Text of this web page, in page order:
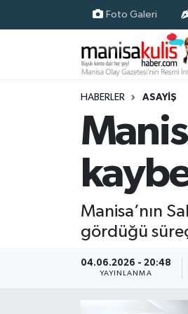
Foto Galeri
HABERLER ASAYIŞ
Manisa’nın
gördüğü
04.06.2026 - 20:48
YAYINLANMA
Ekonomi
Resmi İlan
Yunusemre Nöbetçi
Yunusemre Trafik
Süper Lig Puan Durumu ve
Son Dakika Haberleri
Haber Arşivi